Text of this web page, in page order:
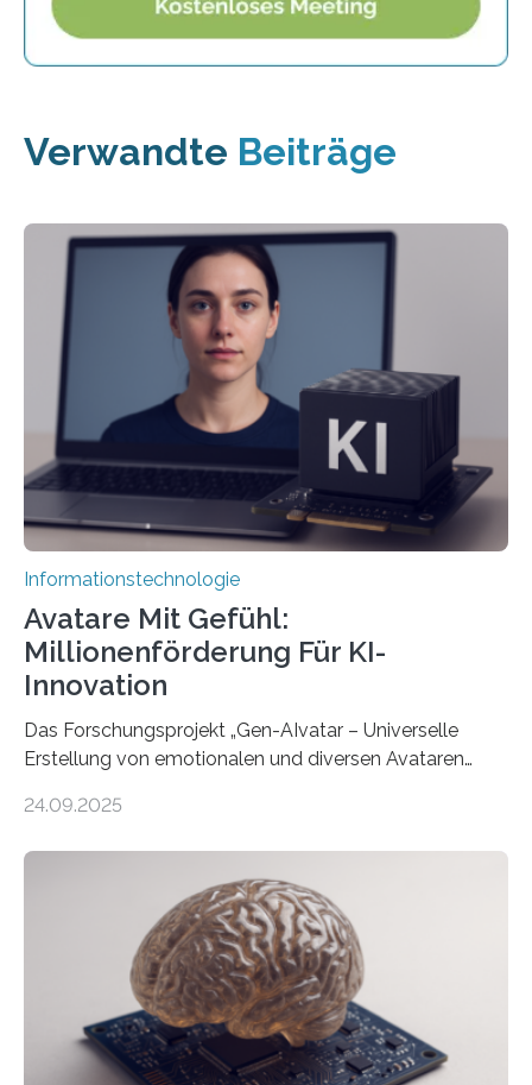
Verwandte Beiträge
Informationstechnologie
Avatare Mit Gefühl:
Millionenförderung Für KI-
Innovation
Das Forschungsprojekt „Gen-AIvatar – Universelle
Erstellung von emotionalen und diversen Avataren
Förderung in Höhe von rund 2 Millionen Euro. Dabei
der MindPort GmbH eine neuartige, KI-gestützte
Lösung zur Erzeugung von Emotionen für realistische
Avatare. Gen-AIvatar entwickelt innovative und
kosteneffiziente Methoden, um lebensechte Avatare zu
erstellen. „Besonders wichtig ist uns eine ganzheitliche
Animation, bei der Stimme, Körperbewegung, Gestik
und Mimik im Einklang sind…
24.09.2025